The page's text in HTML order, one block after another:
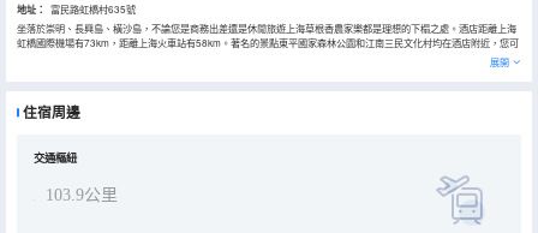
地址：
富民路虹橋村635號
坐落於崇明、長興島、橫沙島，不論您是商務出差還是休閒旅遊上海草根香農家樂都是理想的下榻之處。酒店距離上海
虹橋國際機場有73km，距離上海火車站有58km。著名的景點東平國家森林公園和江南三民文化村均在酒店附近，您可
展開
住宿周邊
交通樞紐
103.9公里